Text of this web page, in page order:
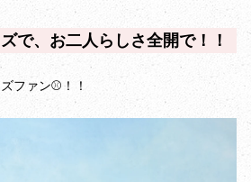
で、お二人らしさ全開で！！
ファン⚾️！！